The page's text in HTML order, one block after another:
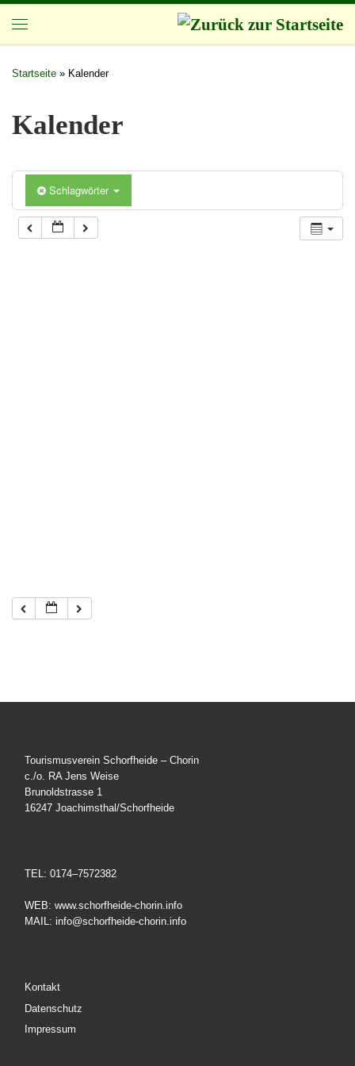
Zum Inhalt springen
Startseite » Kalender
Kalender
Schlagwörter
Tourismusverein Schorfheide – Chorin
c./o. RA Jens Weise
Brunoldstrasse 1
16247 Joachimsthal/Schorfheide
TEL: 0174–7572382
WEB: www.schorfheide-chorin.info
MAIL: info@schorfheide-chorin.info
Kontakt
Datenschutz
Impressum